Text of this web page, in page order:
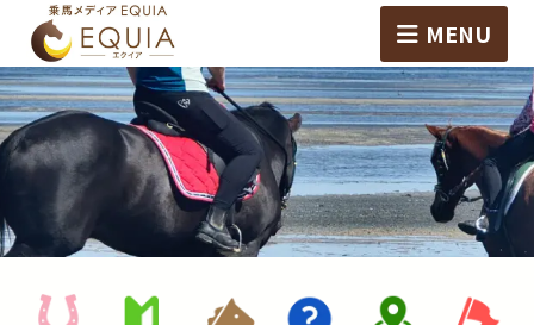
MENU